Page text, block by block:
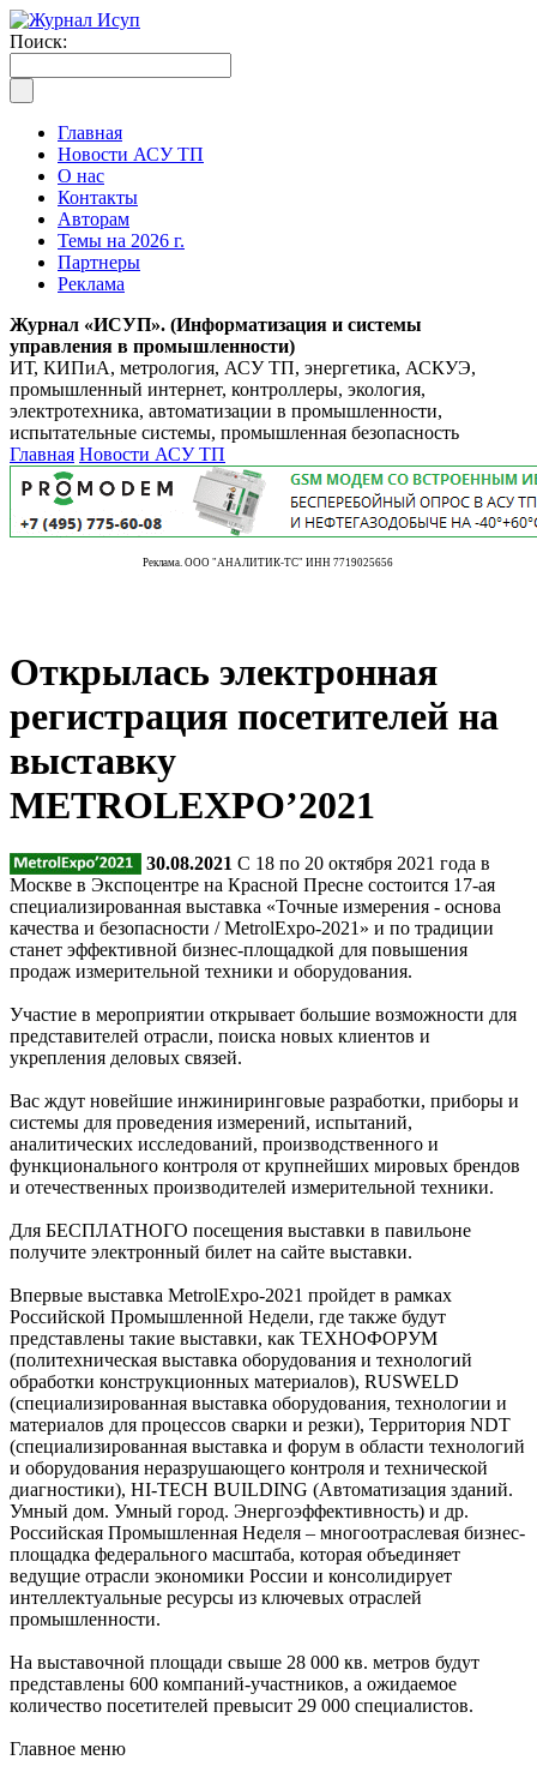
Поиск:
Главная
Новости АСУ ТП
О нас
Контакты
Авторам
Темы на 2026 г.
Партнеры
Реклама
Журнал «ИСУП». (Информатизация и системы
управления в промышленности)
ИТ, КИПиА, метрология, АСУ ТП, энергетика, АСКУЭ,
промышленный интернет, контроллеры, экология,
электротехника, автоматизации в промышленности,
испытательные системы, промышленная безопасность
Главная Новости АСУ ТП
Реклама. ООО "АНАЛИТИК-ТС" ИНН 7719025656
Открылась электронная
регистрация посетителей на
выставку
METROLEXPO’2021
30.08.2021 С 18 по 20 октября 2021 года в
Москве в Экспоцентре на Красной Пресне состоится 17-ая
специализированная выставка «Точные измерения - основа
качества и безопасности / MetrolExpo-2021» и по традиции
станет эффективной бизнес-площадкой для повышения
продаж измерительной техники и оборудования.
Участие в мероприятии открывает большие возможности для
представителей отрасли, поиска новых клиентов и
укрепления деловых связей.
Вас ждут новейшие инжиниринговые разработки, приборы и
системы для проведения измерений, испытаний,
аналитических исследований, производственного и
функционального контроля от крупнейших мировых брендов
и отечественных производителей измерительной техники.
Для БЕСПЛАТНОГО посещения выставки в павильоне
получите электронный билет на сайте выставки.
Впервые выставка MetrolExpo-2021 пройдет в рамках
Российской Промышленной Недели, где также будут
представлены такие выставки, как ТЕХНОФОРУМ
(политехническая выставка оборудования и технологий
обработки конструкционных материалов), RUSWELD
(специализированная выставка оборудования, технологии и
материалов для процессов сварки и резки), Территория NDT
(специализированная выставка и форум в области технологий
и оборудования неразрушающего контроля и технической
диагностики), HI-TECH BUILDING (Автоматизация зданий.
Умный дом. Умный город. Энергоэффективность) и др.
Российская Промышленная Неделя – многоотраслевая бизнес-
площадка федерального масштаба, которая объединяет
ведущие отрасли экономики России и консолидирует
интеллектуальные ресурсы из ключевых отраслей
промышленности.
На выставочной площади свыше 28 000 кв. метров будут
представлены 600 компаний-участников, а ожидаемое
количество посетителей превысит 29 000 специалистов.
Главное меню